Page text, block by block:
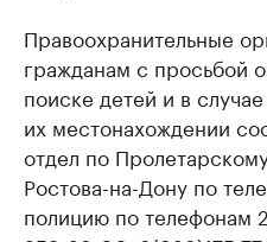
Правоохранительные
гражданам с просьбой
поиске детей и в
их местонахождении
отдел по
Ростова-на-Дону по
полицию по телефонам